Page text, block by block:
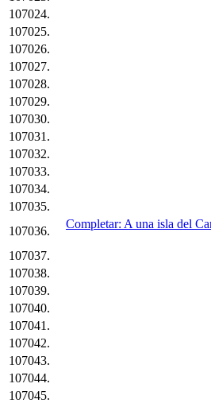
107024.
107025.
107026.
107027.
107028.
107029.
107030.
107031.
107032.
107033.
107034.
107035.
107036.
Completar: A una isla del
107037.
107038.
107039.
107040.
107041.
107042.
107043.
107044.
107045.